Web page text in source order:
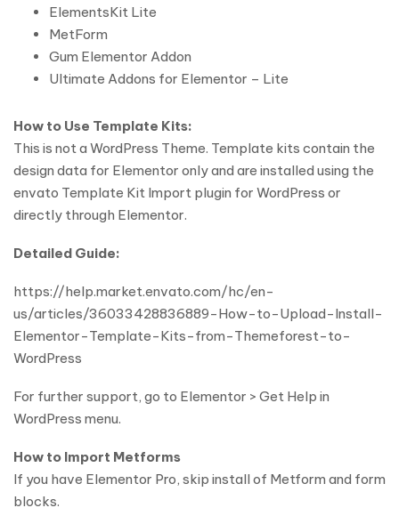
ElementsKit Lite
MetForm
Gum Elementor Addon
Ultimate Addons for Elementor – Lite
How to Use Template Kits:
This is not a WordPress Theme. Template kits contain the
design data for Elementor only and are installed using the
envato Template Kit Import plugin for WordPress or
directly through Elementor.
Detailed Guide:
https://help.market.envato.com/hc/en-
us/articles/36033428836889-How-to-Upload-Install-
Elementor-Template-Kits-from-Themeforest-to-
WordPress
For further support, go to Elementor > Get Help in
WordPress menu.
How to Import Metforms
If you have Elementor Pro, skip install of Metform and form
blocks.